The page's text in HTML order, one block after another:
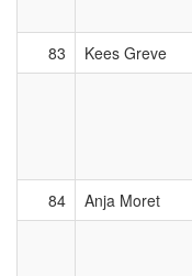
83
Kees Greve
84
Anja Moret